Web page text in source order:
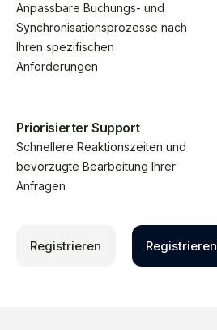
Anpassbare Buchungs- und
Synchronisationsprozesse nach
Ihren spezifischen
Anforderungen
Priorisierter Support
Schnellere Reaktionszeiten und
bevorzugte Bearbeitung Ihrer
Anfragen
Registrieren Registrieren